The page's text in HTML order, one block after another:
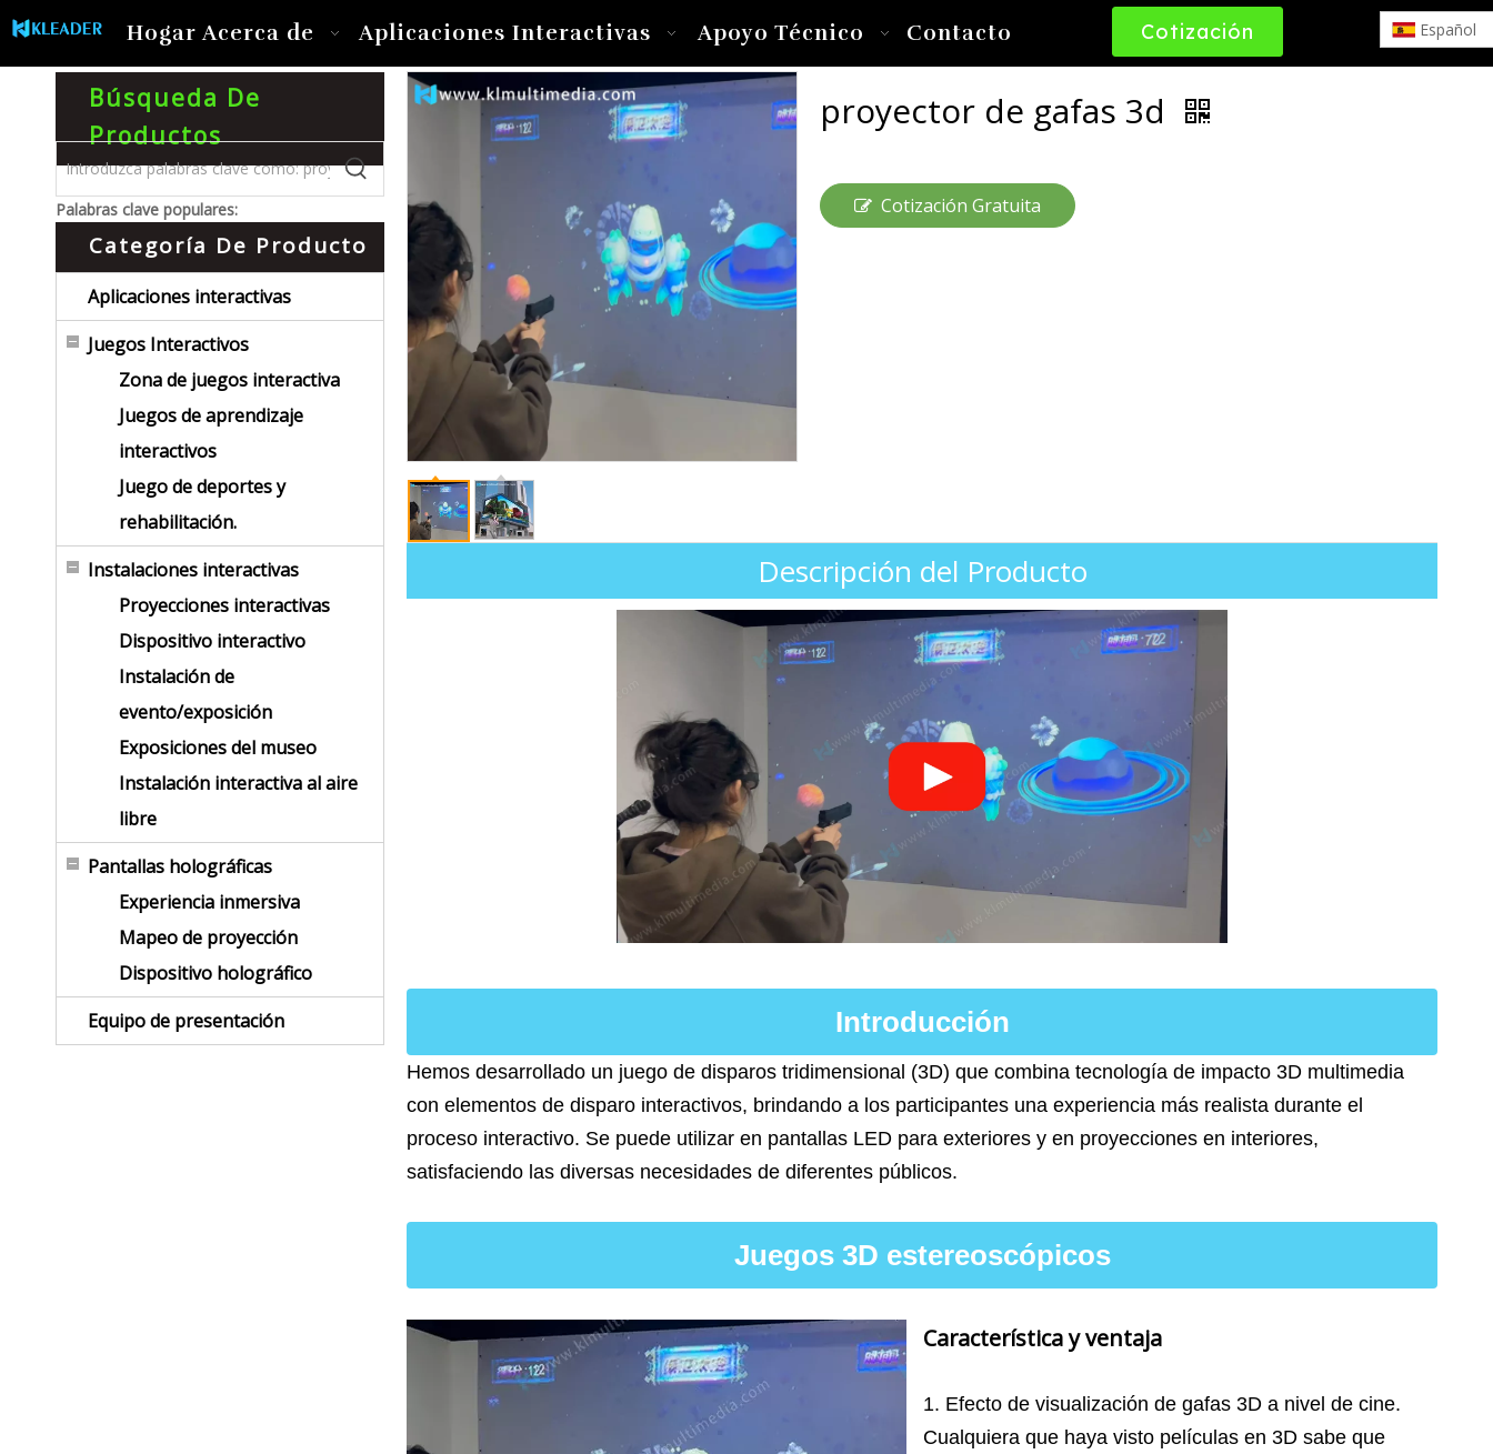
Hogar Acerca de Aplicaciones Interactivas Apoyo Técnico Contacto
Cotización
Español
Búsqueda De
Productos
Palabras clave populares:
Categoría De Producto
Aplicaciones interactivas
Juegos Interactivos
Zona de juegos interactiva
Juegos de aprendizaje
interactivos
Juego de deportes y
rehabilitación.
Instalaciones interactivas
Proyecciones interactivas
Dispositivo interactivo
Instalación de
evento/exposición
Exposiciones del museo
Instalación interactiva al aire
libre
Pantallas holográficas
Experiencia inmersiva
Mapeo de proyección
Dispositivo holográfico
Equipo de presentación
proyector de gafas 3d
Cotización Gratuita
Descripción del Producto
Introducción
Hemos desarrollado un juego de disparos tridimensional (3D) que combina tecnología de impacto 3D multimedia
con elementos de disparo interactivos, brindando a los participantes una experiencia más realista durante el
proceso interactivo. Se puede utilizar en pantallas LED para exteriores y en proyecciones en interiores,
satisfaciendo las diversas necesidades de diferentes públicos.
Juegos 3D estereoscópicos
Característica y ventaja
1. Efecto de visualización de gafas 3D a nivel de cine.
Cualquiera que haya visto películas en 3D sabe que